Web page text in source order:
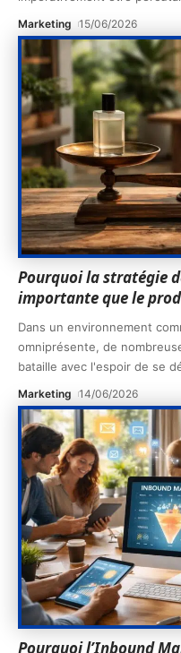
Marketing 15/06/2026
Pourquoi la stratégie
importante que le
Dans un environnement
omniprésente, de
bataille avec l'espoir de se
Marketing 14/06/2026
Pourquoi l’Inbound